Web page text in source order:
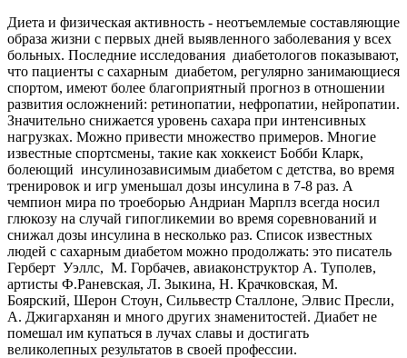
Диета и физическая активность - неотъемлемые составляющие
образа жизни с первых дней выявленного заболевания у всех
больных. Последние исследования диабетологов показывают,
что пациенты с сахарным диабетом, регулярно занимающиеся
спортом, имеют более благоприятный прогноз в отношении
развития осложнений: ретинопатии, нефропатии, нейропатии.
Значительно снижается уровень сахара при интенсивных
нагрузках. Можно привести множество примеров. Многие
известные спортсмены, такие как хоккеист Бобби Кларк,
болеющий инсулинозависимым диабетом с детства, во время
тренировок и игр уменьшал дозы инсулина в 7-8 раз. А
чемпион мира по троеборью Андриан Марплз всегда носил
глюкозу на случай гипогликемии во время соревнований и
снижал дозы инсулина в несколько раз. Список известных
людей с сахарным диабетом можно продолжать: это писатель
Герберт Уэллс, М. Горбачев, авиаконструктор А. Туполев,
артисты Ф.Раневская, Л. Зыкина, Н. Крачковская, М.
Боярский, Шерон Стоун, Сильвестр Сталлоне, Элвис Пресли,
А. Джигарханян и много других знаменитостей. Диабет не
помешал им купаться в лучах славы и достигать
великолепных результатов в своей профессии.